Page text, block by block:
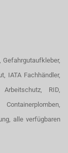
Gefahrgutaufkleber,
IATA Fachhändler,
RID,
alle verfügbaren